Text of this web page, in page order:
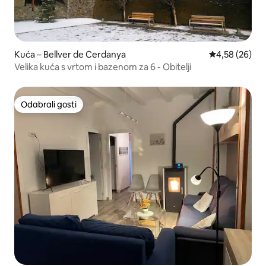
Kuća – Bellver de Cerdanya Prosječna
4,58 (26)
Velika kuća s vrtom i bazenom za 6 - Obitelji
Odabrali gosti
Odabrali gosti